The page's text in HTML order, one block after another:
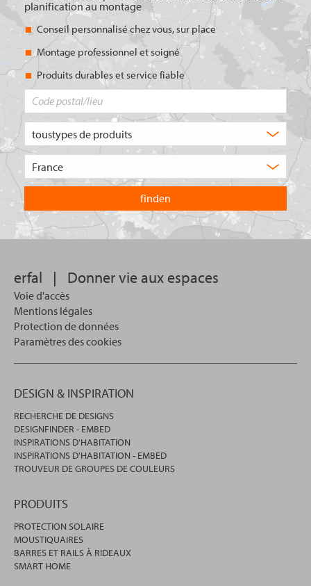
planification au montage
Conseil personnalisé chez vous, sur place
Montage professionnel et soigné
Produits durables et service fiable
de
recherchez-
vous
?
pays
dans
lequel
vous
souhaitez
recherche.
erfal | Donner vie aux espaces
Voie d'accès
Mentions légales
Protection de données
Paramètres des cookies
DESIGN & INSPIRATION
RECHERCHE DE DESIGNS
DESIGNFINDER - EMBED
INSPIRATIONS D'HABITATION
INSPIRATIONS D'HABITATION - EMBED
TROUVEUR DE GROUPES DE COULEURS
PRODUITS
PROTECTION SOLAIRE
MOUSTIQUAIRES
BARRES ET RAILS À RIDEAUX
SMART HOME